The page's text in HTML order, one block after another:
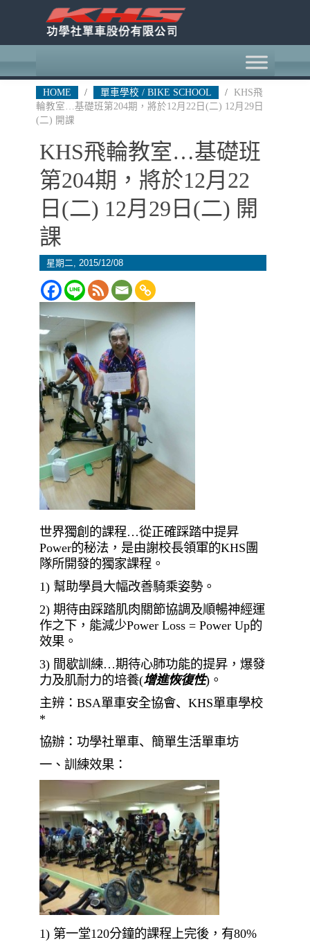
HOME / 單車學校 / BIKE SCHOOL /
KHS飛
輪教室…基礎班第204期，將於12月22日(二) 12月29日
(二) 開課
KHS飛輪教室…基礎班
第204期，將於12月22
日(二) 12月29日(二) 開
課
星期二, 2015/12/08
世界獨創的課程…從正確踩踏中提昇
Power的秘法，是由謝校長領軍的KHS 團
隊所開發的獨家課程。
1) 幫助學員大幅改善騎乘姿勢。
2) 期待由踩踏肌肉關節協調及順暢神經運
作之下，能減少Power Loss = Power Up的
效果。
3) 間歇訓練…期待心肺功能的提昇，爆發
力及肌耐力的培養(增進恢復性)。
主辨： BSA單車安全協會、 KHS單車學校
*
協辦：功學社單車、 簡單生活單車坊
一、訓練效果：
1) 第一堂120分鐘的課程上完後，有80%